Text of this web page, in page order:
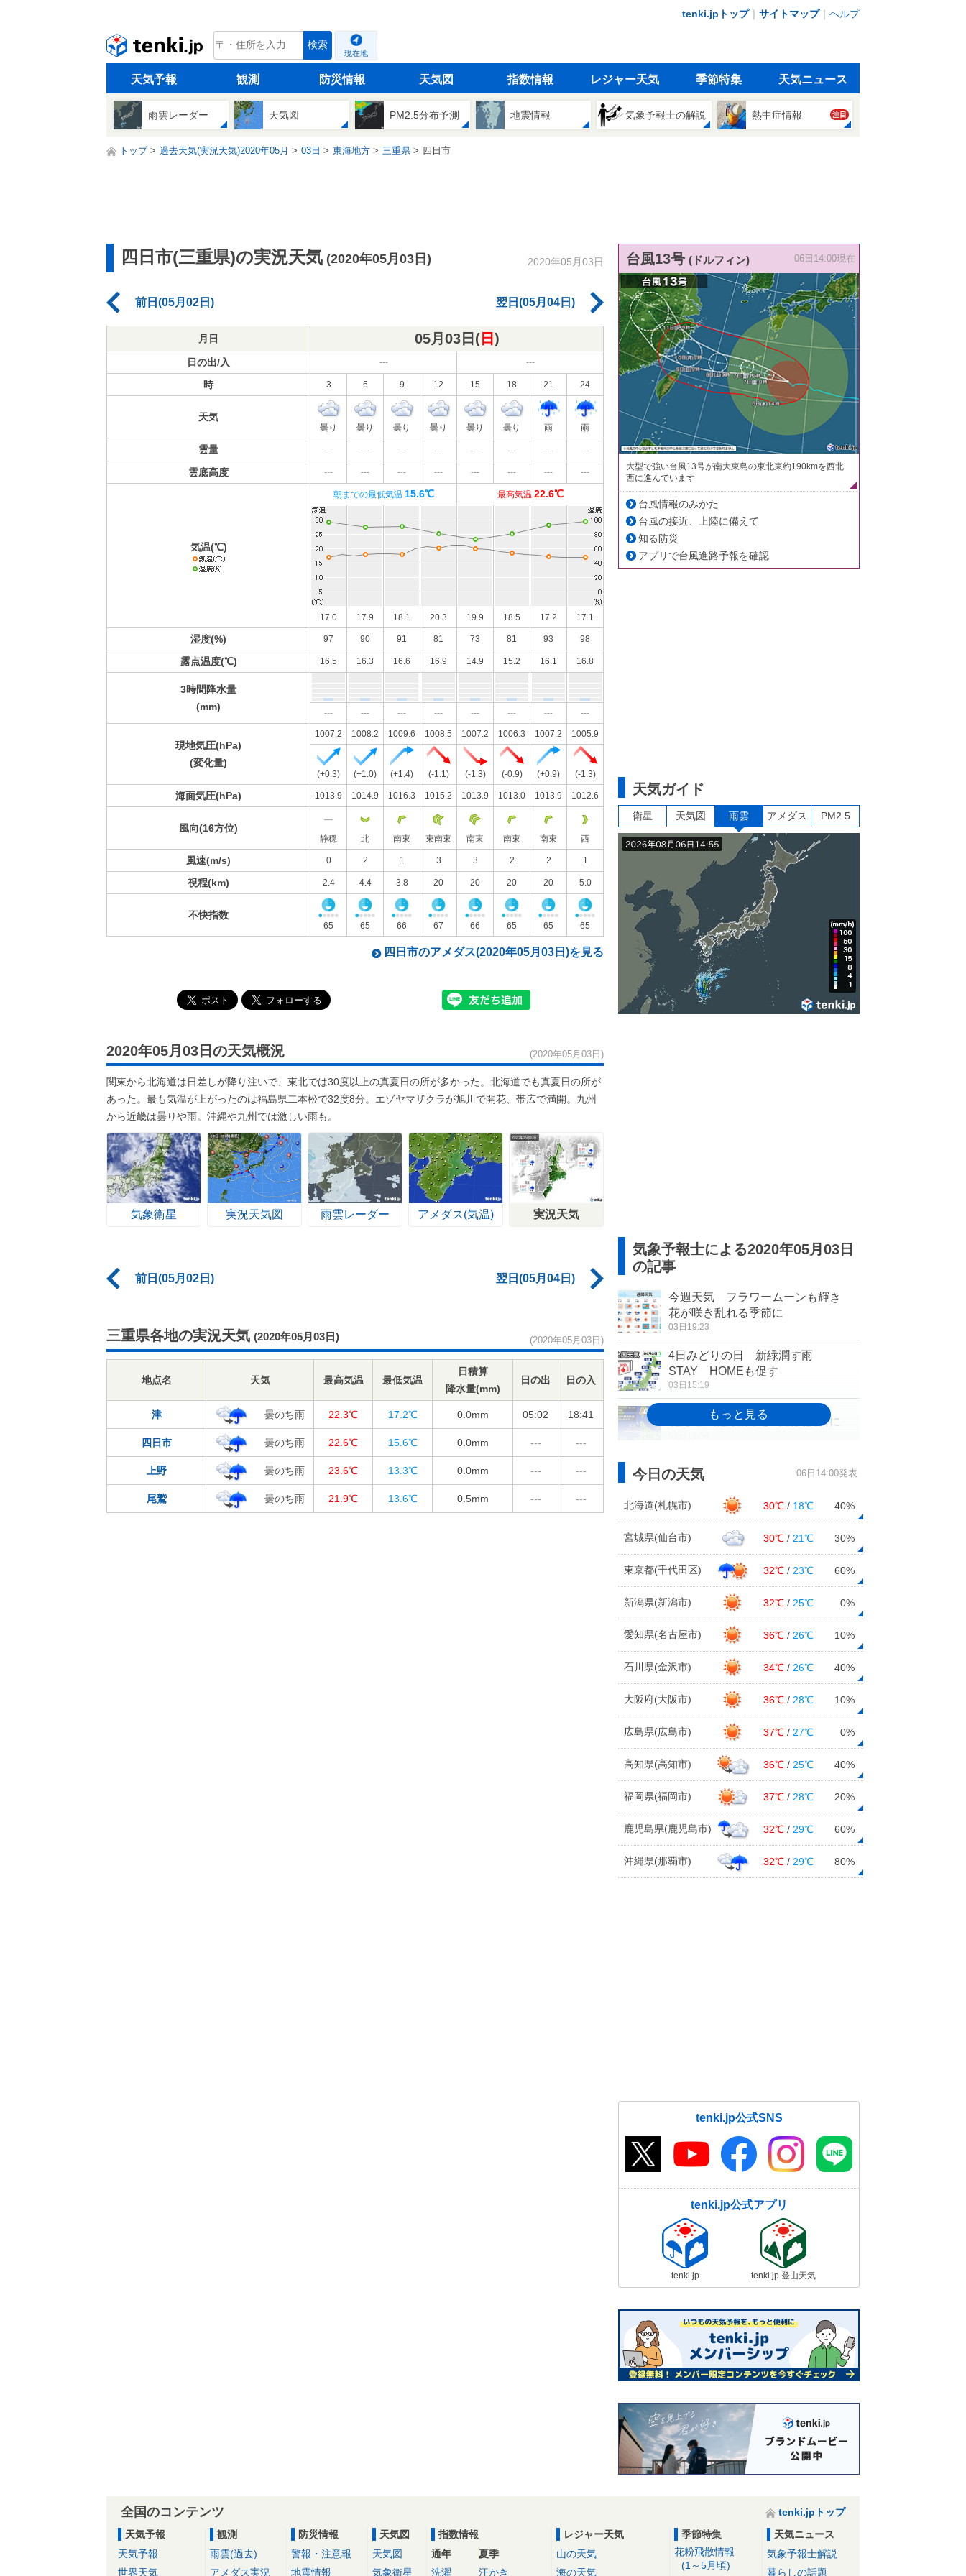
tenki.jpトップ｜ サイトマップ｜ ヘルプ
tenki.jp 検索
現在地
天気予報 観測 防災情報 天気図 指数情報 レジャー天気 季節特集 天気ニュース
雨雲レーダー 天気図 PM2.5分布予測 地震情報 気象予報士の解説 熱中症情報 注目
トップ 過去天気(実況天気)2020年05月 03日 東海地方 三重県 四日市
四日市(三重県)の実況天気 (2020年05月03日) 2020年05月03日
前日(05月02日) 翌日(05月04日)
月日 05月03日(日 )
日の出/入 --- ---
時 3 6 9 12 15 18 21 24
天気
曇り 曇り 曇り 曇り 曇り 曇り 雨 雨
雲量 --- --- --- --- --- --- --- ---
雲底高度 --- --- --- --- --- --- --- ---
気温(℃)
朝までの最低気温 15.6℃ 最高気温 22.6℃
17.0 17.9 18.1 20.3 19.9 18.5 17.2 17.1
湿度(%) 97 90 91 81 73 81 93 98
露点温度(℃) 16.5 16.3 16.6 16.9 14.9 15.2 16.1 16.8
3時間降水量
(mm)
--- --- --- --- --- --- --- ---
現地気圧(hPa)
(変化量)
1007.2 1008.2 1009.6 1008.5 1007.2 1006.3 1007.2 1005.9
(+0.3) (+1.0) (+1.4) (-1.1) (-1.3) (-0.9) (+0.9) (-1.3)
海面気圧(hPa) 1013.9 1014.9 1016.3 1015.2 1013.9 1013.0 1013.9 1012.6
風向(16方位)
静穏 北 南東 東南東 南東 南東 南東 西
風速(m/s) 0 2 1 3 3 2 2 1
視程(km) 2.4 4.4 3.8 20 20 20 20 5.0
不快指数
65 65 66 67 66 65 65 65
四日市のアメダス(2020年05月03日)を見る
2020年05月03日の天気概況 (2020年05月03日)
関東から北海道は日差しが降り注いで、東北では30度以上の真夏日の所が多かった。北海道でも真夏日の所が
あった。最も気温が上がったのは福島県二本松で32度8分。エゾヤマザクラが旭川で開花、帯広で満開。九州
から近畿は曇りや雨。沖縄や九州では激しい雨も。
気象衛星 実況天気図 雨雲レーダー アメダス(気温) 実況天気
前日(05月02日) 翌日(05月04日)
三重県各地の実況天気 (2020年05月03日) (2020年05月03日)
地点名 天気 最高気温 最低気温
日積算
降水量(mm)
日の出 日の入
津 曇のち雨 22.3℃ 17.2℃ 0.0mm 05:02 18:41
四日市 曇のち雨 22.6℃ 15.6℃ 0.0mm --- ---
上野 曇のち雨 23.6℃ 13.3℃ 0.0mm --- ---
尾鷲 曇のち雨 21.9℃ 13.6℃ 0.5mm --- ---
台風13号 (ドルフィン) 06日14:00現在
大型で強い台風13号が南大東島の東北東約190kmを西北
西に進んでいます
台風情報のみかた
台風の接近、上陸に備えて
知る防災
アプリで台風進路予報を確認
天気ガイド
衛星 天気図 雨雲 アメダス PM2.5
気象予報士による2020年05月03日
の記事
今週天気 フラワームーンも輝き
花が咲き乱れる季節に
03日19:23
4日みどりの日 新緑潤す雨
STAY HOMEも促す
03日15:19
北海道 記録的早さで初真夏日に
北日本で極端な暑さ 無理せずエア
03日10:21
3日も 関東や東北など暑さ続く 夏
日・真夏日続出 一方西日本は雨
今日の天気 06日14:00発表
北海道(札幌市) 30℃ / 18℃ 40%
宮城県(仙台市) 30℃ / 21℃ 30%
東京都(千代田区) 32℃ / 23℃ 60%
新潟県(新潟市) 32℃ / 25℃ 0%
愛知県(名古屋市) 36℃ / 26℃ 10%
石川県(金沢市) 34℃ / 26℃ 40%
大阪府(大阪市) 36℃ / 28℃ 10%
広島県(広島市) 37℃ / 27℃ 0%
高知県(高知市) 36℃ / 25℃ 40%
福岡県(福岡市) 37℃ / 28℃ 20%
鹿児島県(鹿児島市) 32℃ / 29℃ 60%
沖縄県(那覇市) 32℃ / 29℃ 80%
tenki.jp公式SNS
tenki.jp公式アプリ
tenki.jp tenki.jp 登山天気
全国のコンテンツ
tenki.jpトップ
天気予報
天気予報
世界天気
観測
雨雲(過去)
アメダス実況
防災情報
警報・注意報
地震情報
天気図
天気図
気象衛星
指数情報
通年
洗濯
夏季
汗かき
レジャー天気
山の天気
海の天気
季節特集
花粉飛散情報
(1～5月頃)
天気ニュース
気象予報士解説
暮らしの話題